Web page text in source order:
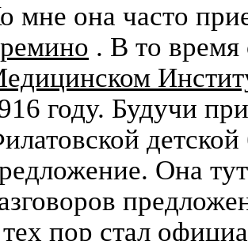
мне она часто
. В то
году. Будучи
Она
тех пор стал